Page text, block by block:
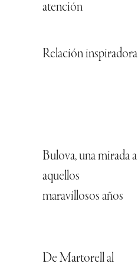
atención
Relación inspiradora
Bulova, una mirada a
aquellos
maravillosos años
De Martorell al